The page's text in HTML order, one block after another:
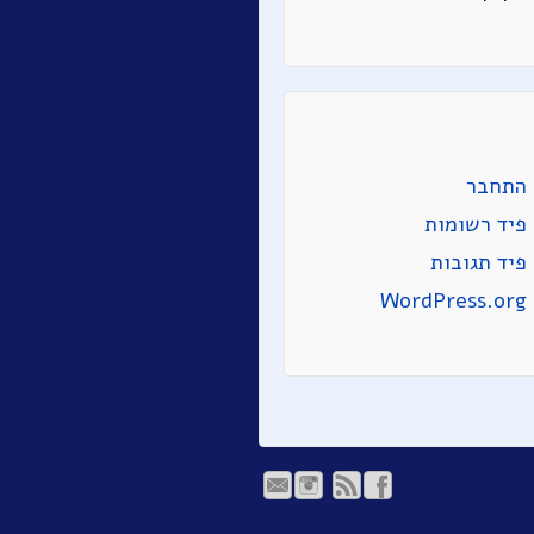
התחבר
פיד רשומות
פיד תגובות
WordPress.org